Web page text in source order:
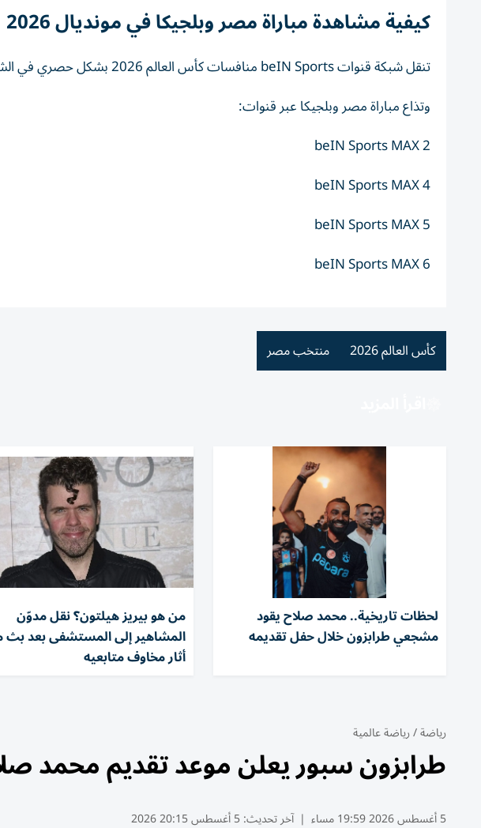
كيفية مشاهدة مباراة مصر وبلجيكا في مونديال 2026
تنقل شبكة قنوات beIN Sports منافسات كأس العالم 2026 بشكل حصري في الشرق الأوسط وشمال إفريقيا.
وتذاع مباراة مصر وبلجيكا عبر قنوات:
beIN Sports MAX 2
beIN Sports MAX 4
beIN Sports MAX 5
beIN Sports MAX 6
كأس العالم 2026 منتخب مصر
لحظات تاريخية.. محمد صلاح يقود
مشجعي طرابزون خلال حفل تقديمه
من هو بيريز هيلتون؟ نقل مدوّن
المشاهير إلى المستشفى بعد بث
أثار مخاوف متابعيه
رياضة/رياضة عالمية
طرابزون سبور يعلن موعد تقديم محمد
5 أغسطس 2026 19:59 مساء | آخر تحديث:5 أغسطس 20:15 2026